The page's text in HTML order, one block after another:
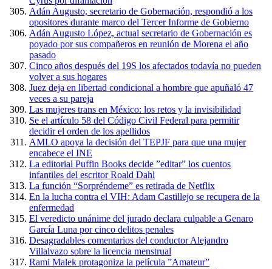
Adán Augusto, secretario de Gobernación, respondió a los
opositores durante marco del Tercer Informe de Gobierno
Adán Augusto López, actual secretario de Gobernación es
poyado por sus compañeros en reunión de Morena el año
pasado
Cinco años después del 19S los afectados todavía no pueden
volver a sus hogares
Juez deja en libertad condicional a hombre que apuñaló 47
veces a su pareja
Las mujeres trans en México: los retos y la invisibilidad
Se el artículo 58 del Código Civil Federal para permitir
decidir el orden de los apellidos
AMLO apoya la decisión del TEPJF para que una mujer
encabece el INE
La editorial Puffin Books decide ”editar” los cuentos
infantiles del escritor Roald Dahl
La función “Sorpréndeme” es retirada de Netflix
En la lucha contra el VIH: Adam Castillejo se recupera de la
enfermedad
El veredicto unánime del jurado declara culpable a Genaro
García Luna por cinco delitos penales
Desagradables comentarios del conductor Alejandro
Villalvazo sobre la licencia menstrual
Rami Malek protagoniza la película ”Amateur”